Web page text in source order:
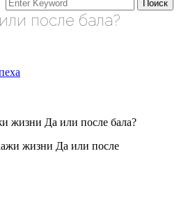
после бала?
жизни Да или после бала?